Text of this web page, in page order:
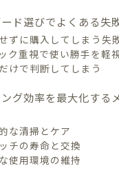
ド選びでよくある失
ずに購入してしまう失
ク重視で使い勝手を軽
けで判断してしまう
グ効率を最大化する
な清掃とケア
チの寿命と交換
使用環境の維持